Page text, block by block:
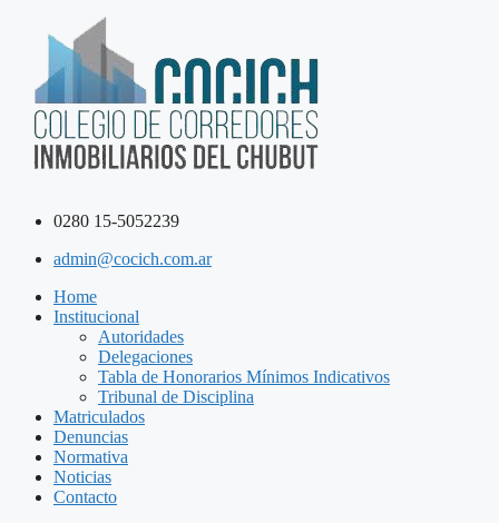
0280 15-5052239
admin@cocich.com.ar
Home
Institucional
Autoridades
Delegaciones
Tabla de Honorarios Mínimos Indicativos
Tribunal de Disciplina
Matriculados
Denuncias
Normativa
Noticias
Contacto